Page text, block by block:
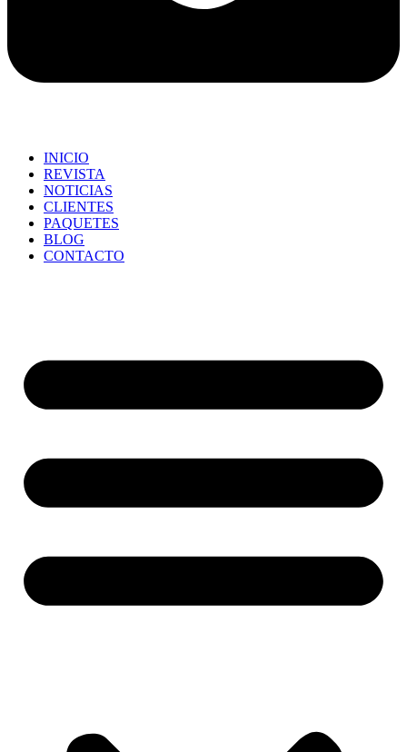
INICIO
REVISTA
NOTICIAS
CLIENTES
PAQUETES
BLOG
CONTACTO